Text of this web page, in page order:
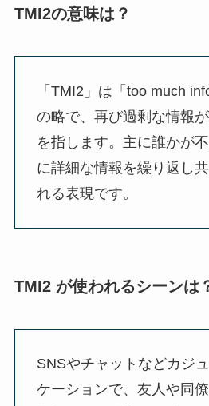
TMI2の意味は？
「TMI2」は「too much
の略で、再び過剰な情報
を指します。主に誰かが
に詳細な情報を繰り返し
れる表現です。
TMI2 が使われるシーンは
SNSやチャットなどカジ
ケーションで、友人や同